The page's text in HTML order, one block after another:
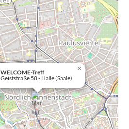
WELCOME-Treff
Geiststraße 58 - Halle (Saale)
×